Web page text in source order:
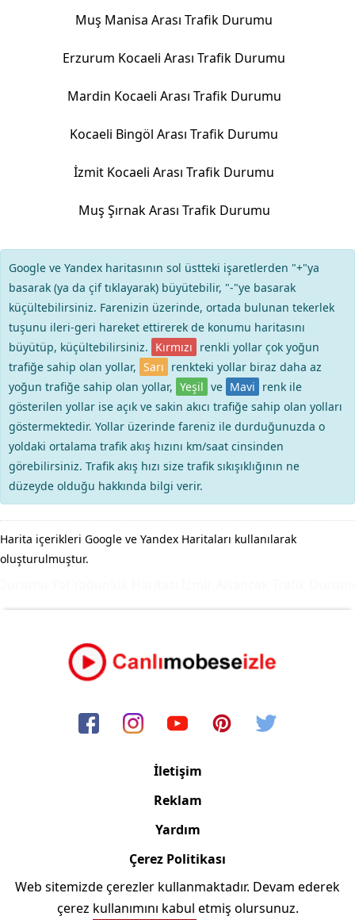
Muş Manisa Arası Trafik Durumu
Erzurum Kocaeli Arası Trafik Durumu
Mardin Kocaeli Arası Trafik Durumu
Kocaeli Bingöl Arası Trafik Durumu
İzmit Kocaeli Arası Trafik Durumu
Muş Şırnak Arası Trafik Durumu
Google ve Yandex haritasının sol üstteki işaretlerden "+"ya
basarak (ya da çif tıklayarak) büyütebilir, "-"ye basarak
küçültebilirsiniz. Farenizin üzerinde, ortada bulunan tekerlek
tuşunu ileri-geri hareket ettirerek de konumu haritasını
büyütüp, küçültebilirsiniz. Kırmızı renkli yollar çok yoğun
trafiğe sahip olan yollar, Sarı renkteki yollar biraz daha az
yoğun trafiğe sahip olan yollar, Yeşil ve Mavi renk ile
gösterilen yollar ise açık ve sakin akıcı trafiğe sahip olan yolları
göstermektedir. Yollar üzerinde fareniz ile durduğunuzda o
yoldaki ortalama trafik akış hızını km/saat cinsinden
görebilirsiniz. Trafik akış hızı size trafik sıkışıklığının ne
düzeyde olduğu hakkında bilgi verir.
Harita içerikleri Google ve Yandex Haritaları kullanılarak
oluşturulmuştur.
İletişim
Reklam
Yardım
Çerez Politikası
Copyright © 2006/2024 Canlimobeseizle.com
Web sitemizde çerezler kullanmaktadır. Devam ederek
çerez kullanımını kabul etmiş olursunuz.